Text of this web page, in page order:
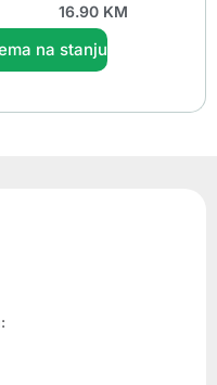
16.90 KM
na stanju